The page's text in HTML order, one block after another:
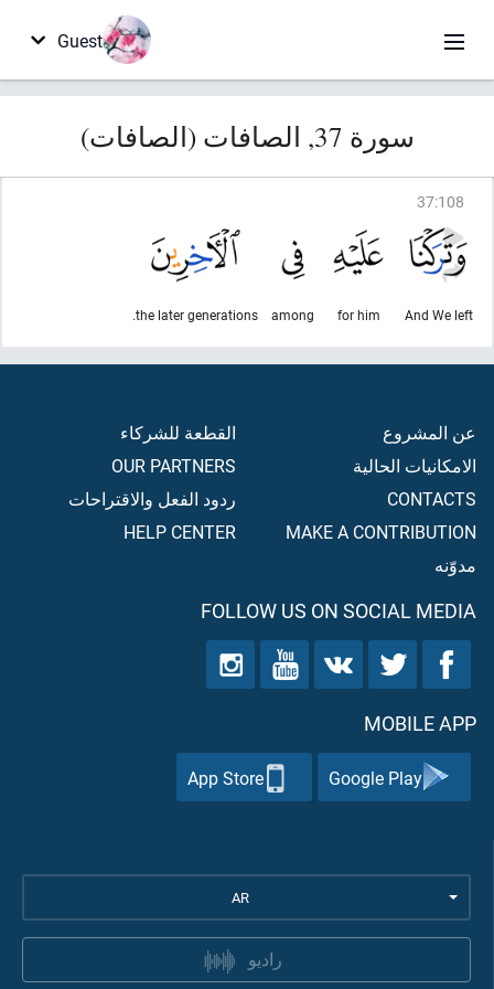
Guest
سورة 37, الصافات (الصافات)
37:108
And We left
for him
among
the later generations.
عن المشروع
الامكانيات الحالية
CONTACTS
MAKE A CONTRIBUTION
مدوّنه
القطعة للشركاء
OUR PARTNERS
ردود الفعل والاقتراحات
HELP CENTER
FOLLOW US ON SOCIAL MEDIA
MOBILE APP
Google Play
App Store
AR
راديو